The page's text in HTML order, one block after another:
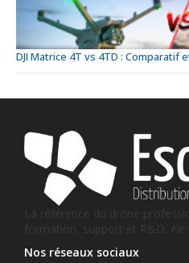
DJI Matrice 4T vs 4TD : Comparatif
La référence du drone
formation, support et R&D. Air
Nos réseaux sociaux